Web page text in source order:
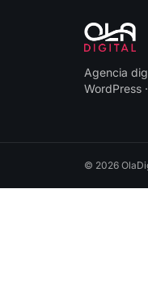
Agencia
WordPress
© 2026